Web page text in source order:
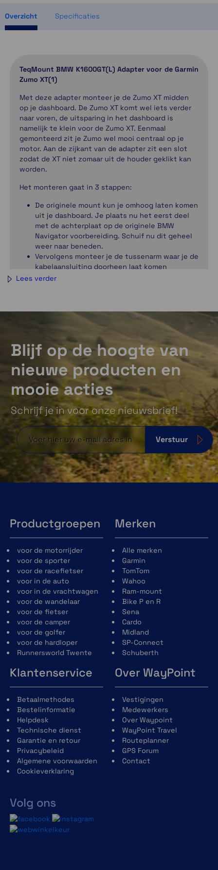
Overzicht Specificaties
TeqMount BMW K1600GT(L) Adapter voor de Garmin
Zumo XT(1)
Met deze adapter monteer je de Zumo XT midden
op je dashboard. De Zumo XT komt wel iets verder
naar voren, de uitsparing in het dashboard is
namelijk te klein voor de Zumo XT. Eenmaal
gemonteerd zit je Zumo wel mooi centraal op je
motor. Aan de zijkant van de adapter zit een slot
zodat de XT niet zomaar uit de houder geklikt kan
worden.
Het monteren gaat in 3 stappen:
De originele mount kun je omhoog laten komen
uit je dashboard. Je plaats nu het eerst deel
met de achterplaat op de originele BMW
Navigator voorbereiding. Schuif nu dit geheel
weer naar beneden.
Vervolgens monteer je de tussenarm waar je de
kabelaansluiting doorheen laat komen
Sluit nu de kabel van het voorste deel aan en
kun je uitdraaien zodat de adapter op je dashboard
steunt. Om de Zumo uit de mount te halen zit aan
de onderkant een ontgrendelbeugel die je naar
beneden kunt trekken. Met het slot is deze te
vergrendelen.
Lees verder
Blijf op de hoogte van
nieuwe producten en
mooie acties
Schrijf je in voor onze nieuwsbrief!
Verstuur
Productgroepen
voor de motorrijder
voor de sporter
voor de racefietser
voor in de auto
voor in de vrachtwagen
voor de wandelaar
voor de fietser
voor de camper
voor de golfer
voor de hardloper
Runnersworld Twente
Merken
Alle merken
Garmin
TomTom
Wahoo
Ram-mount
Bike P en R
Sena
Cardo
Midland
SP-Connect
Schuberth
Klantenservice
Betaalmethodes
Bestelinformatie
Helpdesk
Technische dienst
Garantie en retour
Privacybeleid
Algemene voorwaarden
Cookieverklaring
Volg ons
Over WayPoint
Vestigingen
Medewerkers
Over Waypoint
WayPoint Travel
Routeplanner
GPS Forum
Contact